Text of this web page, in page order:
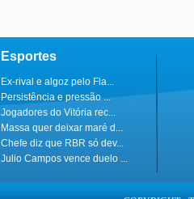
Esportes
Ex-rival e algoz pelo Fla...
Persistência e pressão ...
Jogadores do Vitória rec...
Massa quer deixar maré d...
Chefe diz que RBR só dev...
Julio Campos vence duelo ...